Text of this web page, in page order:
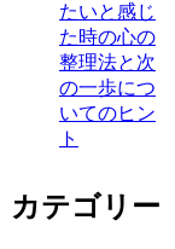
たいと感じ
た時の心の
整理法と次
の一歩につ
いてのヒン
ト
カテゴリー